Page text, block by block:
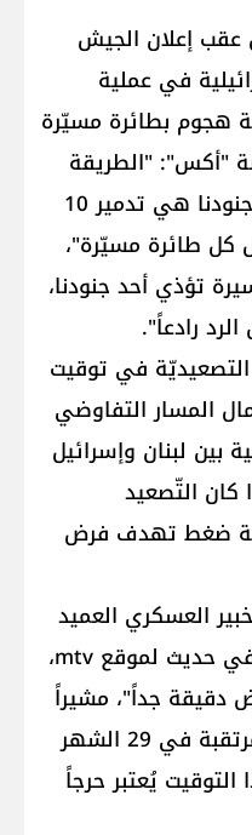
إعلان الجيش
في عملية
هجوم بطائرة مسيّرة
"أكس": "الطريقة
الوحيدة الآن لمنع الأذى عن جنودنا هي تدمير 10
كل طائرة مسيّرة"،
تؤذي أحد جنودنا،
رادعاً".
التصعيديّة في توقيت
المسار التفاوضي
لبنان وإسرائيل
كان التّصعيد
ضغط تهدف فرض
العسكري العميد
الركن الدكتور حسّان جوني، في حديث لموقع mtv،
دقيقة جداً"، مشيراً
إلى أنّ "هناك جلسة أمنية مرتقبة في 29 الشهر
يُعتبر حرجاً